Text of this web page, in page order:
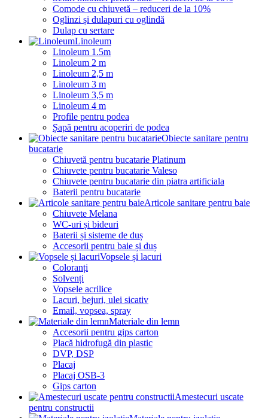
Comode cu chiuvetă – reduceri de la 10%
Oglinzi și dulapuri cu oglindă
Dulap cu sertare
Linoleum
Linoleum 1.5m
Linoleum 2 m
Linoleum 2,5 m
Linoleum 3 m
Linoleum 3,5 m
Linoleum 4 m
Profile pentru podea
Șapă pentru acoperiri de podea
Obiecte sanitare pentru
bucatarie
Chiuvetă pentru bucatarie Platinum
Chiuvete pentru bucatarie Valeso
Chiuvete pentru bucatarie din piatra artificiala
Baterii pentru bucatarie
Articole sanitare pentru baie
Chiuvete Melana
WC-uri și bideuri
Baterii și sisteme de duș
Accesorii pentru baie și duș
Vopsele și lacuri
Coloranți
Solvenți
Vopsele acrilice
Lacuri, bejuri, ulei sicativ
Email, vopsea, spray
Materiale din lemn
Accesorii pentru gips carton
Placă hidrofugă din plastic
DVP, DSP
Placaj
Placaj OSB-3
Gips carton
Amestecuri uscate
pentru constructii